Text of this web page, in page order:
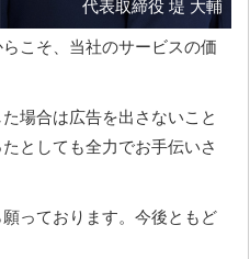
こそ、当社のサービスの価
場合は広告を出さないこと
としても全力でお手伝いさ
っております。今後ともど